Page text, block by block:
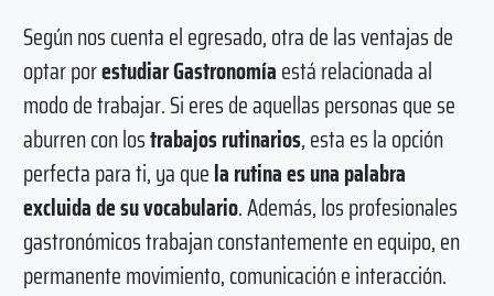
Según nos cuenta el egresado, otra de las ventajas de
optar porestudiar Gastronomíaestá relacionada al
modo de trabajar. Si eres de aquellas personas que se
aburren con lostrabajos rutinarios, esta es la opción
perfecta para ti, ya quela rutina es una palabra
excluida de su vocabulario. Además, los profesionales
gastronómicos trabajan constantemente en equipo, en
permanente movimiento, comunicación e interacción.